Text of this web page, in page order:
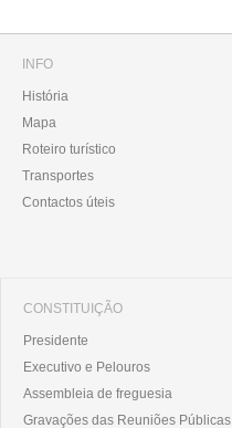
INFO
História
Mapa
Roteiro turístico
Transportes
Contactos úteis
CONSTITUIÇÃO
Presidente
Executivo e Pelouros
Assembleia de freguesia
Gravações das Reuniões Públicas